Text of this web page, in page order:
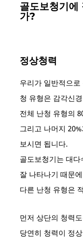
골도보청기에
가?
정상청력
우리가 일반적으
청 유형은 감각신
전체 난청 유형의
그리고 나머지
보시면 됩니다.
골도보청기는 대다
잘 나타나기 때문에
다른 난청 유형은
먼저 상단의 청력
당연히 청력이 정